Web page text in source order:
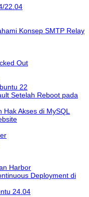
22.04
Konsep SMTP Relay
Out
22
Setelah Reboot pada
Akses di MySQL
Harbor
Deployment di
24.04